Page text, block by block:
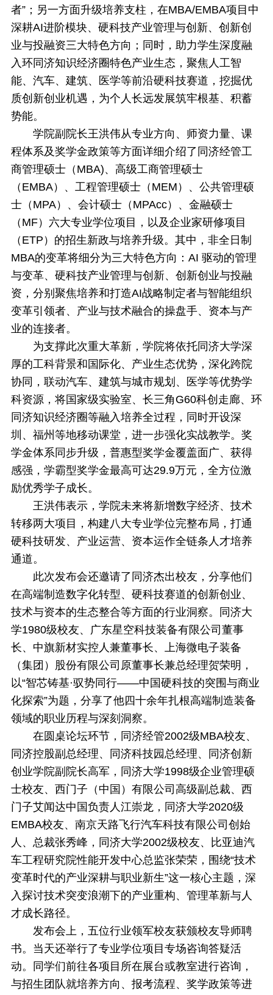
者”；另一方面升级培养支柱，在MBA/EMBA项目中
深耕AI进阶模块、硬科技产业管理与创新、创新创
业与投融资三大特色方向；同时，助力学生深度融
入环同济知识经济圈特色产业生态，聚焦人工智
能、汽车、建筑、医学等前沿硬科技赛道，挖掘优
质创新创业机遇，为个人长远发展筑牢根基、积蓄
势能。
学院副院长王洪伟从专业方向、师资力量、课
程体系及奖学金政策等方面详细介绍了同济经管工
商管理硕士（MBA)、高级工商管理硕士
（EMBA）、工程管理硕士（MEM）、公共管理硕
士（MPA）、会计硕士（MPAcc）、金融硕士
（MF）六大专业学位项目，以及企业家研修项目
（ETP）的招生新政与培养升级。其中，非全日制
MBA的变革将细分为三大特色方向：AI 驱动的管理
与变革、硬科技产业管理与创新、创新创业与投融
资，分别聚焦培养和打造AI战略制定者与智能组织
变革引领者、产业与技术融合的操盘手、资本与产
业的连接者。
为支撑此次重大革新，学院将依托同济大学深
厚的工科背景和国际化、产业生态优势，深化跨院
协同，联动汽车、建筑与城市规划、医学等优势学
科资源，将国家级实验室、长三角G60科创走廊、环
同济知识经济圈等融入培养全过程，同时开设深
圳、福州等地移动课堂，进一步强化实战教学。奖
学金体系同步升级，普惠型奖学金覆盖面广、获得
感强，学霸型奖学金最高可达29.9万元，全方位激
励优秀学子成长。
王洪伟表示，学院未来将新增数字经济、技术
转移两大项目，构建八大专业学位完整布局，打通
硬科技研发、产业运营、资本运作全链条人才培养
通道。
此次发布会还邀请了同济杰出校友，分享他们
在高端制造数字化转型、硬科技赛道的创新创业、
技术与资本的生态整合等方面的行业洞察。同济大
学1980级校友、广东星空科技装备有限公司董事
长、中旗新材实控人兼董事长、上海微电子装备
（集团）股份有限公司原董事长兼总经理贺荣明，
以“智芯铸基·驭势同行——中国硬科技的突围与商业
化探索”为题，分享了他四十余年扎根高端制造装备
领域的职业历程与深刻洞察。
在圆桌论坛环节，同济经管2002级MBA校友、
同济控股副总经理、同济科技园总经理、同济创新
创业学院副院长高军，同济大学1998级企业管理硕
士校友、西门子（中国）有限公司高级副总裁、西
门子艾闻达中国负责人江崇龙，同济大学2020级
EMBA校友、南京天路飞行汽车科技有限公司创始
人、总裁张秀峰，同济大学2002级校友、比亚迪汽
车工程研究院性能开发中心总监张荣荣，围绕“技术
变革时代的产业深耕与职业新生”这一核心主题，深
入探讨技术突变浪潮下的产业重构、管理革新与人
才成长路径。
发布会上，五位行业领军校友获颁校友导师聘
书。当天还举行了专业学位项目专场咨询答疑活
动。同学们前往各项目所在展台或教室进行咨询，
与招生团队就培养方向、报考流程、奖学政策等进